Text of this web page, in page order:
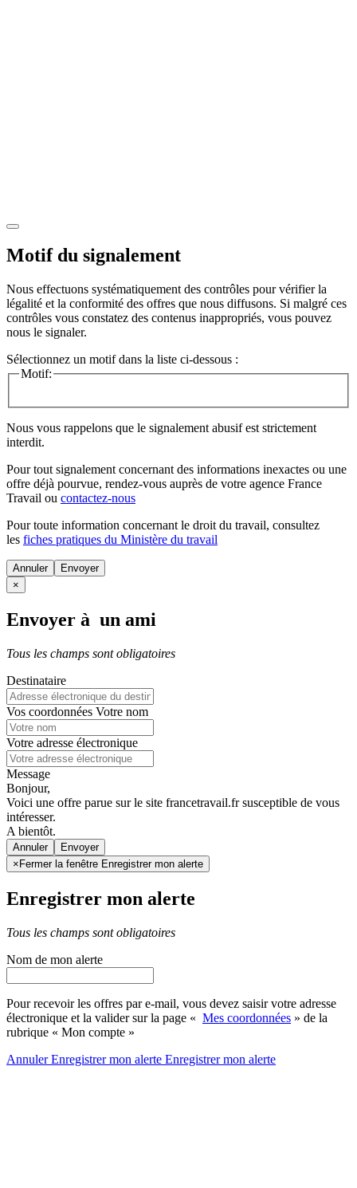
Motif du signalement
Nous effectuons systématiquement des contrôles pour vérifier la
légalité et la conformité des offres que nous diffusons. Si malgré ces
contrôles vous constatez des contenus inappropriés, vous pouvez
nous le signaler.
Sélectionnez un motif dans la liste ci-dessous :
Motif:
Nous vous rappelons que le signalement abusif est strictement
interdit.
Pour tout signalement concernant des informations inexactes ou une
offre déjà pourvue, rendez-vous auprès de votre agence France
Travail ou contactez-nous
Pour toute information concernant le droit du travail, consultez
les fiches pratiques du Ministère du travail
Annuler
×
Envoyer à un ami
Tous les champs sont obligatoires
Destinataire
Vos coordonnées Votre nom
Votre adresse électronique
Message
Bonjour,
Voici une offre parue sur le site francetravail.fr susceptible de vous
intéresser.
A bientôt.
Annuler
× Fermer la fenêtre Enregistrer mon alerte
Enregistrer mon alerte
Tous les champs sont obligatoires
Nom de mon alerte
Pour recevoir les offres par e-mail, vous devez saisir votre adresse
électronique et la valider sur la page « Mes coordonnées » de la
rubrique « Mon compte »
AnnulerEnregistrer mon alerte Enregistrermon alerte